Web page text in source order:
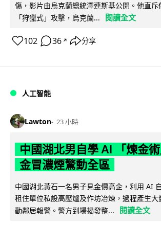
傷，影片由烏克蘭總統澤連斯基公開。他直
「狩獵式」攻擊，烏克蘭...
閱讀全文
102 36 ↗ 分享
人工智能
Lawton 23 小時
中國湖北男自學 AI 「煉金
金冒濃煙驚動全區
中國湖北黃石一名男子見金價高企，利用 AI
租住單位私設高壓爐及作坊冶煉，過程產生
動鄰居報警。警方到場揭發整...
閱讀全文